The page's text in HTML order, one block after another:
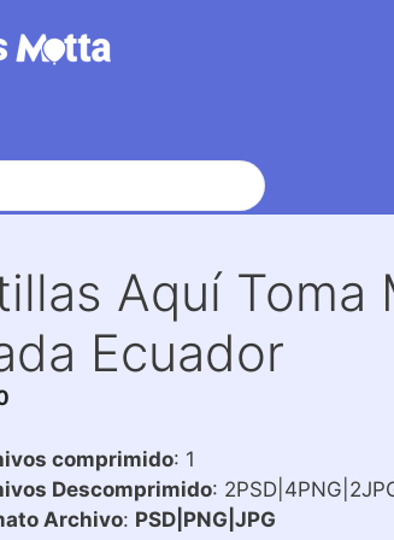
Aquí Toma
Ecuador
comprimido: 1
Descomprimido:
Archivo: PSD|PNG|JPG